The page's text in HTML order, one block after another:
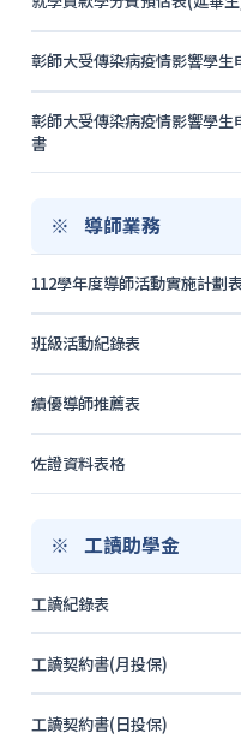
彰師大受傳染病疫情影響學
彰師大受傳染病疫情影響學生
書
導師業務
112學年度導師活動實施計劃
班級活動紀錄表
績優導師推薦表
佐證資料表格
工讀助學金
工讀紀錄表
工讀契約書(月投保)
工讀契約書(日投保)